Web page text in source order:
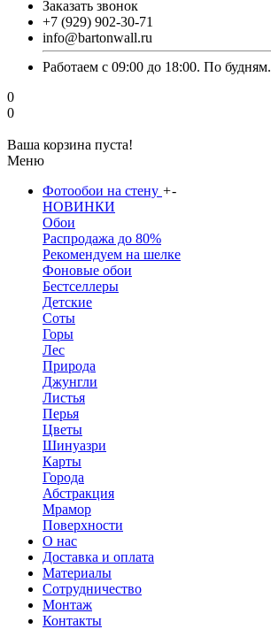
Заказать звонок
+7 (929) 902-30-71
info@bartonwall.ru
Работаем с 09:00 до 18:00. По будням.
0
0
Ваша корзина пуста!
Меню
Фотообои на стену +-
НОВИНКИ
Обои
Распродажа до 80%
Рекомендуем на шелке
Фоновые обои
Бестселлеры
Детские
Соты
Горы
Лес
Природа
Джунгли
Листья
Перья
Цветы
Шинуазри
Карты
Города
Абстракция
Мрамор
Поверхности
О нас
Доставка и оплата
Материалы
Сотрудничество
Монтаж
Контакты